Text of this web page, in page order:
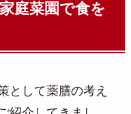
庭菜園で食を
として薬膳の考え